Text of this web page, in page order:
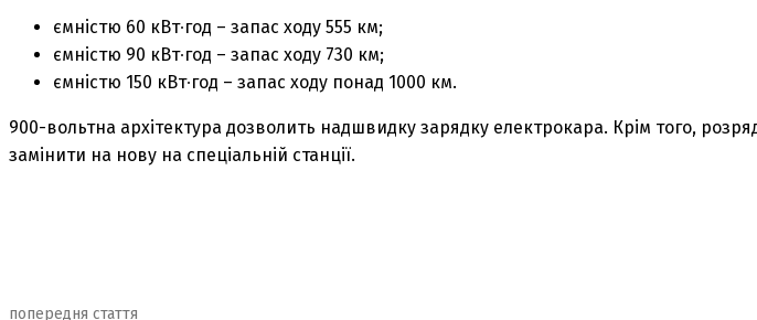
ємністю 60 кВт∙год – запас ходу 555 км;
ємністю 90 кВт∙год – запас ходу 730 км;
ємністю 150 кВт∙год – запас ходу понад 1000 км.
900-вольтна архітектура дозволить надшвидку зарядку електрокара. Крім того,
замінити на нову на спеціальній станції.
попередня стаття